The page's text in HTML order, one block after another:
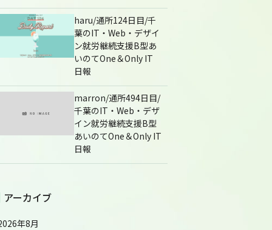
haru/通所124日目/千
葉のIT・Web・デザイ
ン就労継続支援B型あ
いのてOne＆Only IT
日報
marron/通所494日目/
千葉のIT・Web・デザ
イン就労継続支援B型
あいのてOne＆Only IT
日報
アーカイブ
年8月